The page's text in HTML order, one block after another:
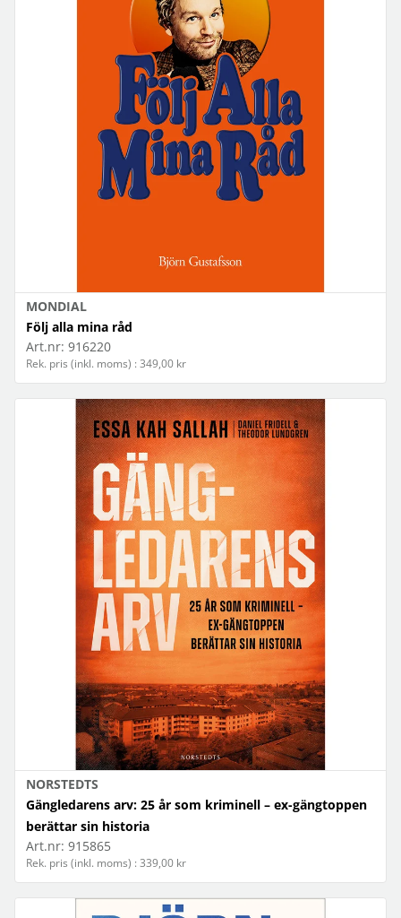
MONDIAL
Följ alla mina råd
Art.nr: 916220
Rek. pris (inkl. moms) : 349,00 kr
NORSTEDTS
Gängledarens arv: 25 år som kriminell – ex-gängtoppen
berättar sin historia
Art.nr: 915865
Rek. pris (inkl. moms) : 339,00 kr